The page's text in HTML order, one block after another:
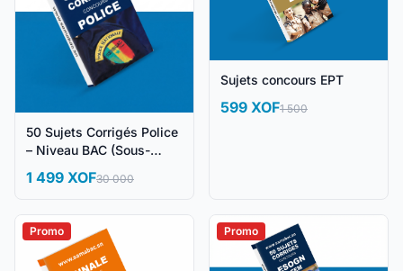
50 Sujets Corrigés Police
– Niveau BAC (Sous-
1 499 XOF30 000
Sujets concours EPT
599 XOF1 500
Promo Promo